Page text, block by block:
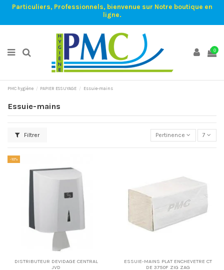
Particuliers, Professionnels, bienvenue sur Notre boutique en
ligne.
0
PMC hygiène PAPIER ESSUYAGE Essuie-mains
Essuie-mains
Filtrer Pertinence 7
-10%
DISTRIBUTEUR DEVIDAGE CENTRAL
JVD
ESSUIE-MAINS PLAT ENCHEVETRE CT
DE 3750F ZIG ZAG